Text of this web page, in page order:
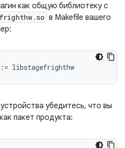
как общую библиотеку с
в Makefile вашего
убедитесь, что вы
пакет продукта: